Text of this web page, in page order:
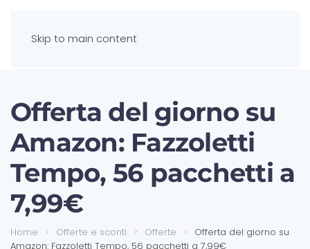
Skip to main content
Offerta del giorno su
Amazon: Fazzoletti
Tempo, 56 pacchetti a
7,99€
Home Offerte e sconti Offerte
Offerta del giorno su
Amazon: Fazzoletti Tempo, 56 pacchetti a 7,99€